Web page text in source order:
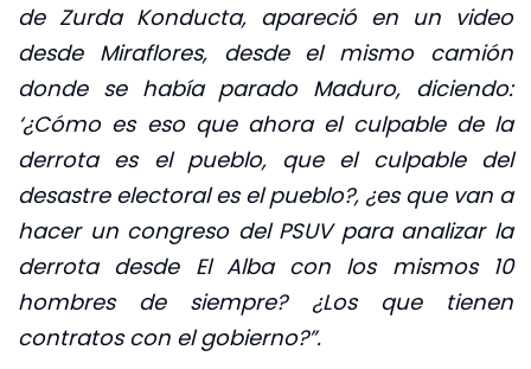
de Zurda Konducta, apareció en un video
desde Miraflores, desde el mismo camión
donde se había parado Maduro, diciendo:
‘¿Cómo es eso que ahora el culpable de la
derrota es el pueblo, que el culpable del
desastre electoral es el pueblo?, ¿es que van a
hacer un congreso del PSUV para analizar la
derrota desde El Alba con los mismos 10
hombres de siempre? ¿Los que tienen
contratos con el gobierno?”.